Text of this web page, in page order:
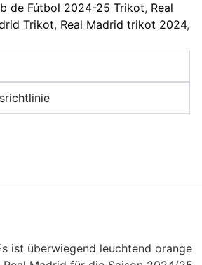
de Fútbol 2024-25 Trikot, Real
Trikot, Real Madrid trikot 2024,
ist überwiegend leuchtend orange